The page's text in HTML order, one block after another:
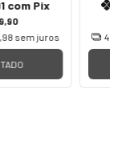
com Pix
sem juros 4